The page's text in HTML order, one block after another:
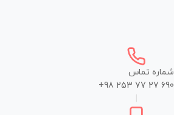
شماره تماس
+98 253 77 27 690